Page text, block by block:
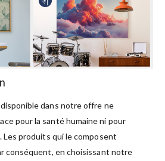
disponible dans notre offre ne
pour la santé humaine ni pour
Les produits qui le composent
conséquent, en choisissant notre